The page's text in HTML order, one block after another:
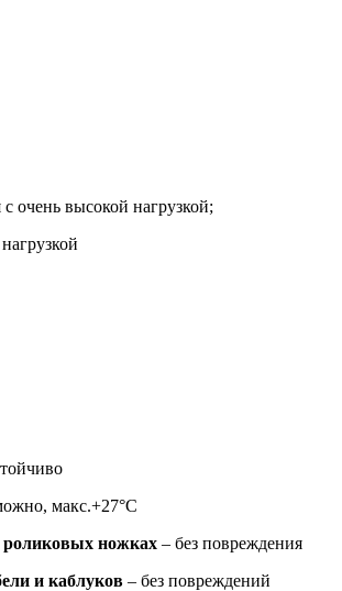
очень высокой нагрузкой;
макс.+27°С
роликовых ножках – без повреждения
и каблуков – без повреждений